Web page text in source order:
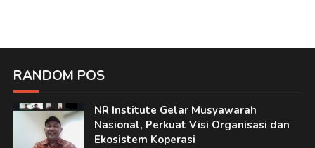
RANDOM POS
NR Institute Gelar Musyawarah
Nasional, Perkuat Visi Organisasi dan
Ekosistem Koperasi